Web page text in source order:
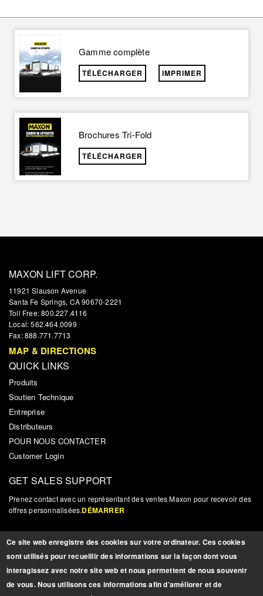
Gamme complète
TÉLÉCHARGER IMPRIMER
Brochures Tri-Fold
TÉLÉCHARGER
MAXON LIFT CORP.
11921 Slauson Avenue
Santa Fe Springs, CA 90670-2221
Toll Free: 800.227.4116
Local: 562.464.0099
Fax: 888.771.7713
MAP & DIRECTIONS
QUICK LINKS
Produits
Soutien Technique
Entreprise
Distributeurs
POUR NOUS CONTACTER
Customer Login
GET SALES SUPPORT
Prenez contact avec un représentant des ventes Maxon pour recevoir des
offres personnalisées.DÉMARRER
NOUVELLES ET MISES À JOUR
Inscrivez-vous pour recevoir des mises à jour, des nouvelles et autres
informations pertinentes sur les produits. INSCRIPTION
Ce site web enregistre des cookies sur votre ordinateur. Ces cookies
sont utilisés pour recueillir des informations sur la façon dont vous
interagissez avec notre site web et nous permettent de nous souvenir
de vous. Nous utilisons ces informations afin d’améliorer et de